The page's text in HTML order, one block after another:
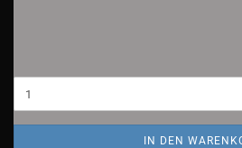
IN DEN